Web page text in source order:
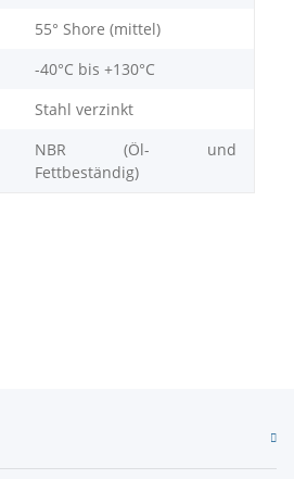
55° Shore (mittel)
-40°C bis +130°C
Stahl verzinkt
NBR (Öl- und
Fettbeständig)